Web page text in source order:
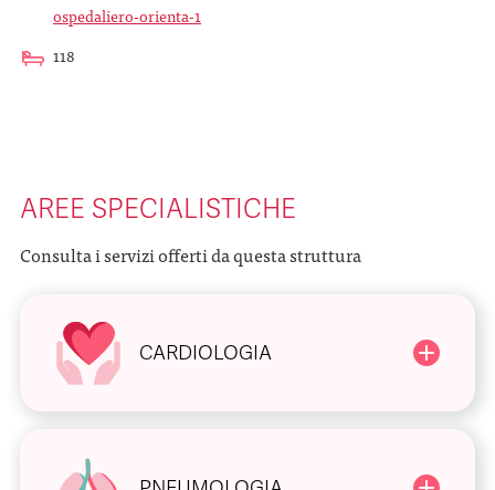
ospedaliero-orienta-1
118
AREE SPECIALISTICHE
Consulta i servizi offerti da questa struttura
CARDIOLOGIA